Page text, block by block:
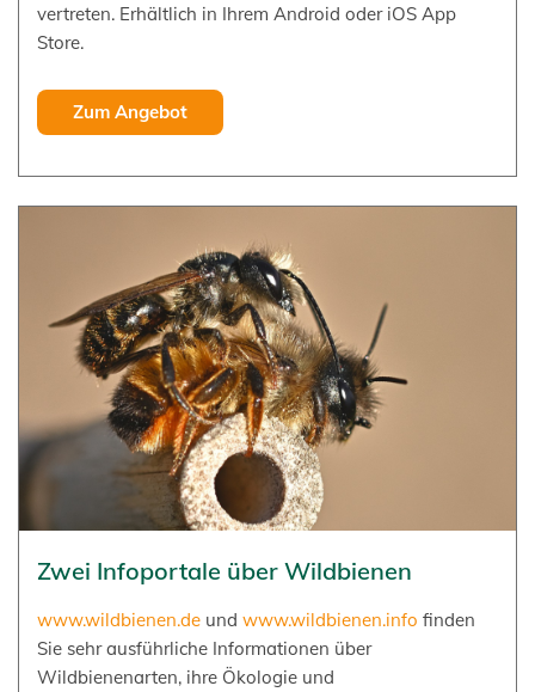
vertreten. Erhältlich in Ihrem Android oder iOS App
Store.
Zum Angebot
Zwei Infoportale über Wildbienen
www.wildbienen.de und www.wildbienen.info finden
Sie sehr ausführliche Informationen über
Wildbienenarten, ihre Ökologie und